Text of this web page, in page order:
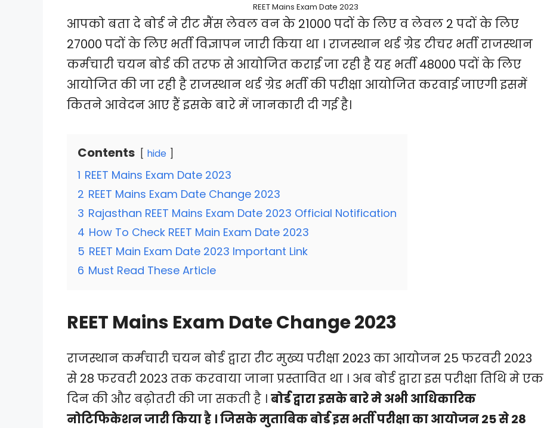
REET Mains Exam Date 2023
आपको बता दे बोर्ड ने रीट मैंस लेवल वन के 21000 पदों के लिए व लेवल 2 पदों के लिए
27000 पदों के लिए भर्ती विज्ञापन जारी किया था । राजस्थान थर्ड ग्रेड टीचर भर्ती राजस्थान
कर्मचारी चयन बोर्ड की तरफ से आयोजित कराई जा रही है यह भर्ती 48000 पदों के लिए
आयोजित की जा रही है राजस्थान थर्ड ग्रेड भर्ती की परीक्षा आयोजित करवाई जाएगी इसमें
कितने आवेदन आए हैं इसके बारे में जानकारी दी गई है।
Contents hide
1 REET Mains Exam Date 2023
2 REET Mains Exam Date Change 2023
3 Rajasthan REET Mains Exam Date 2023 Official Notification
4 How To Check REET Main Exam Date 2023
5 REET Main Exam Date 2023 Important Link
6 Must Read These Article
REET Mains Exam Date Change 2023
राजस्थान कर्मचारी चयन बोर्ड द्वारा रीट मुख्य परीक्षा 2023 का आयोजन 25 फरवरी 2023
से 28 फरवरी 2023 तक करवाया जाना प्रस्तावित था । अब बोर्ड द्वारा इस परीक्षा तिथि मे एक
दिन की और बढ़ोतरी की जा सकती है । बोर्ड द्वारा इसके बारे मे अभी आधिकारिक
नोटिफिकेशन जारी किया है । जिसके मुताबिक बोर्ड इस भर्ती परीक्षा का आयोजन 25 से 28